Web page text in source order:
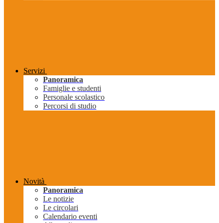
Servizi
Panoramica
Famiglie e studenti
Personale scolastico
Percorsi di studio
Novità
Panoramica
Le notizie
Le circolari
Calendario eventi